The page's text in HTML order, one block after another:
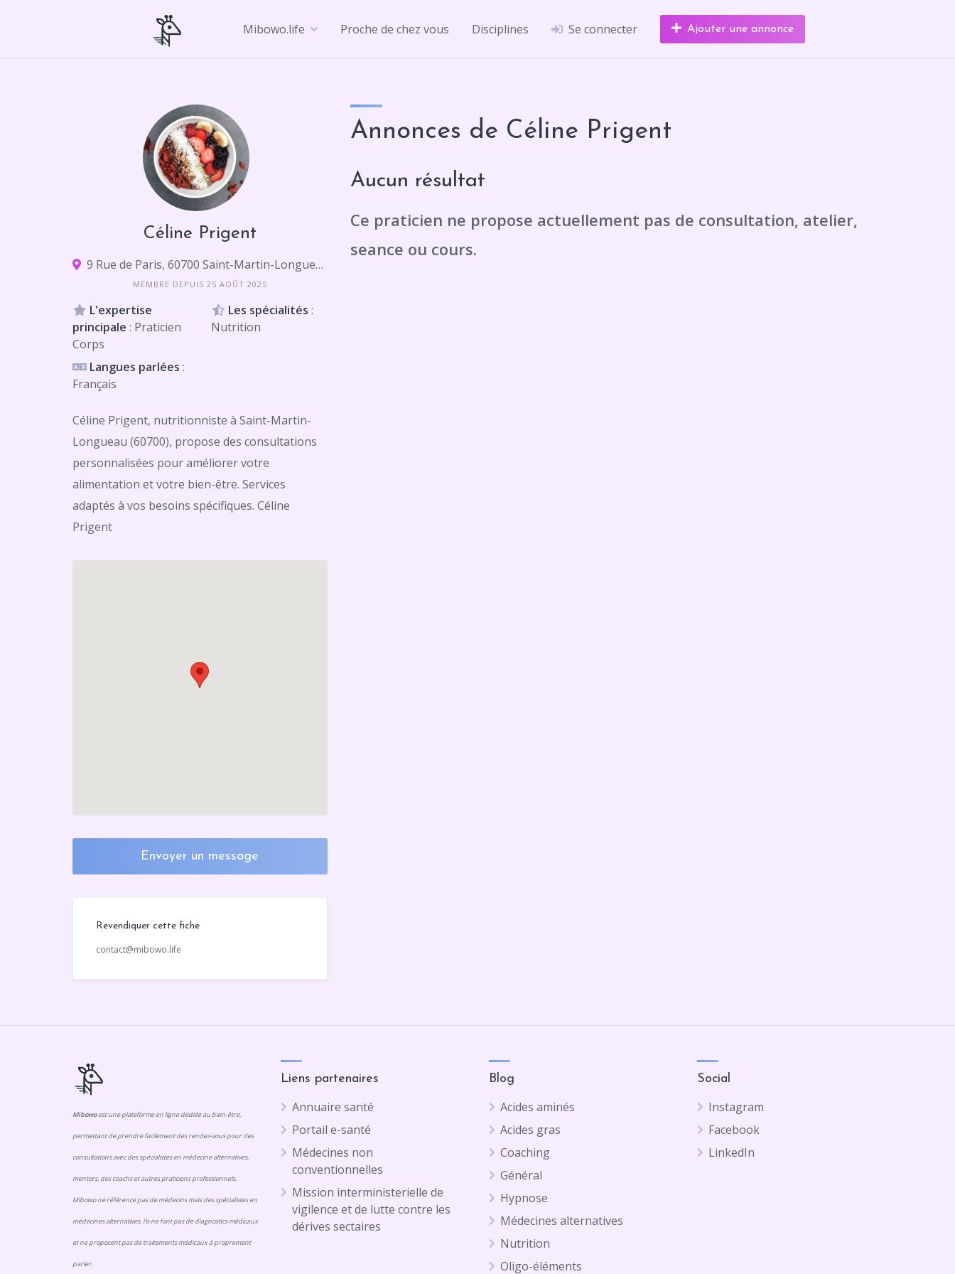
Mibowo.life Proche de chez vous Disciplines Se connecter Ajouter une annonce
Céline Prigent
9 Rue de Paris, 60700 Saint-Martin-Longueau
MEMBRE DEPUIS 25 AOÛT 2025
L'expertise
principale : Praticien
Corps
Les spécialités :
Nutrition
Langues parlées :
Français
Céline Prigent, nutritionniste à Saint-Martin-
Longueau (60700), propose des consultations
personnalisées pour améliorer votre
alimentation et votre bien-être. Services
adaptés à vos besoins spécifiques. Céline
Prigent
Envoyer un message
Revendiquer cette fiche
contact@mibowo.life
Annonces de Céline Prigent
Aucun résultat
Mibowoest une plateforme en ligne dédiée au bien-être,
permettant de prendre facilement des rendez-vous pour des
consultations avec des spécialistes en médecine alternatives,
mentors, des coachs et autres praticiens professionnels.
Mibowo ne référence pas de médecins mais des spécialistes en
médecines alternatives. Ils ne font pas de diagnostics médicaux
et ne proposent pas de traitements médicaux à proprement
parler.
Liens partenaires
Annuaire santé
Portail e-santé
Médecines non
conventionnelles
Mission interministerielle de
vigilence et de lutte contre les
dérives sectaires
Blog
Acides aminés
Acides gras
Coaching
Général
Hypnose
Médecines alternatives
Nutrition
Oligo-éléments
Social
Instagram
Facebook
LinkedIn